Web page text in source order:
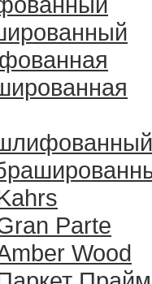
Parte
Wood